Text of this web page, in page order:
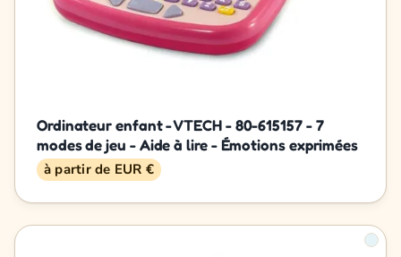
Ordinateur enfant - VTECH - 80-615157 - 7
modes de jeu - Aide à lire - Émotions exprimées
à partir de EUR €